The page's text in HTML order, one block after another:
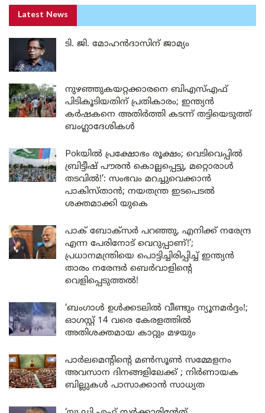
Latest News
ടി. ജി. മോഹൻദാസിന് ജാമ്യം
നുഴഞ്ഞുകയറ്റക്കാരനെ ബിഎസ്എഫ്
പിടികൂടിയതിന് പ്രതികാരം; ഇന്ത്യൻ
കർഷകനെ അതിർത്തി കടന്ന് തട്ടിയെടുത്ത്
ബംഗ്ലാദേശികൾ
Pokയിൽ പ്രക്ഷോഭം രൂക്ഷം; വെടിവെപ്പിൽ
ബ്രിട്ടീഷ് പൗരൻ കൊല്ലപ്പെട്ടു, മറ്റൊരാൾ
തടവിൽ!’: സംഭവം മറച്ചുവെക്കാൻ
പാകിസ്താൻ; നയതന്ത്ര ഇടപെടൽ
ശക്തമാക്കി യുകെ
പാക് ബോക്സർ പറഞ്ഞു, എനിക്ക് നരേന്ദ്ര
എന്ന പേരിനോട് വെറുപ്പാണ്!’;
പ്രധാനമന്ത്രിയെ പൊട്ടിച്ചിരിപ്പിച്ച് ഇന്ത്യൻ
താരം നരേന്ദർ ബെർവാളിന്റെ
വെളിപ്പെടുത്തൽ!
‘ബംഗാൾ ഉൾക്കടലിൽ വീണ്ടും ന്യൂനമർദ്ദം!;
ഓഗസ്റ്റ് 14 വരെ കേരളത്തിൽ
അതിശക്തമായ കാറ്റും മഴയും
പാർലമെന്റിന്റെ മൺസൂൺ സമ്മേളനം
അവസാന ദിനങ്ങളിലേക്ക് ; നിർണായക
ബില്ലുകൾ പാസാക്കാൻ സാധ്യത